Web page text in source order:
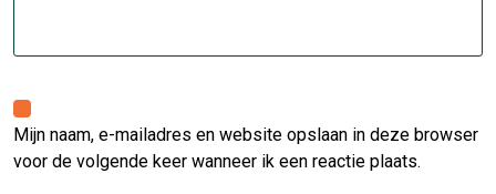
Mijn naam, e-mailadres en website opslaan in deze browser
voor de volgende keer wanneer ik een reactie plaats.